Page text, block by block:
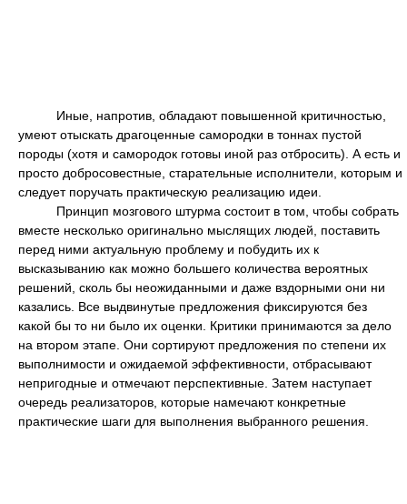
Иные, напротив, обладают повышенной критичностью,
умеют отыскать драгоценные самородки в тоннах пустой
породы (хотя и самородок готовы иной раз отбросить). А есть и
просто добросовестные, старательные исполнители, которым и
следует поручать практическую реализацию идеи.
Принцип мозгового штурма состоит в том, чтобы собрать
вместе несколько оригинально мыслящих людей, поставить
перед ними актуальную проблему и побудить их к
высказыванию как можно большего количества вероятных
решений, сколь бы неожиданными и даже вздорными они ни
казались. Все выдвинутые предложения фиксируются без
какой бы то ни было их оценки. Критики принимаются за дело
на втором этапе. Они сортируют предложения по степени их
выполнимости и ожидаемой эффективности, отбрасывают
непригодные и отмечают перспективные. Затем наступает
очередь реализаторов, которые намечают конкретные
практические шаги для выполнения выбранного решения.